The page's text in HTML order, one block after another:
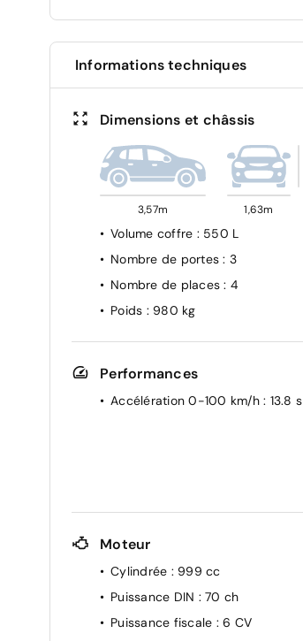
Informations techniques
Dimensions et châssis
3,57m 1,63m
Volume coffre : 550 L
Nombre de portes: 3
Nombre de places: 4
Poids : 980 kg
Performances
Accélération 0-100 km/h : 13.8 s
Moteur
Cylindrée : 999 cc
Puissance DIN : 70 ch
Puissance fiscale : 6 CV